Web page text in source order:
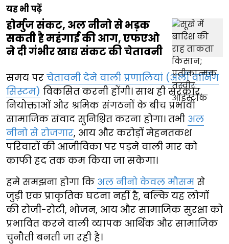
यह भी पढ़ें
होर्मुज संकट, अल नीनो से भड़क
सकती है महंगाई की आग, एफएओ
ने दी गंभीर खाद्य संकट की चेतावनी
समय पर चेतावनी देने वाली प्रणालियां (अर्ली वार्निंग
सिस्टम) विकसित करनी होंगी। साथ ही सरकार,
नियोक्ताओं और श्रमिक संगठनों के बीच प्रभावी
सामाजिक संवाद सुनिश्चित करना होगा। तभी अल
नीनो से रोजगार, आय और करोड़ों मेहनतकश
परिवारों की आजीविका पर पड़ने वाली मार को
काफी हद तक कम किया जा सकेगा।
हमे समझना होगा कि अल नीनो केवल मौसम से
जुड़ी एक प्राकृतिक घटना नहीं है, बल्कि यह लोगों
की रोजी-रोटी, भोजन, आय और सामाजिक सुरक्षा को
प्रभावित करने वाली व्यापक आर्थिक और सामाजिक
चुनौती बनती जा रही है।